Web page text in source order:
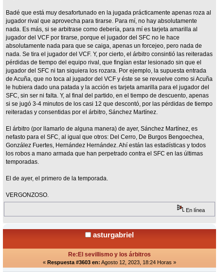
Badé que está muy desafortunado en la jugada prácticamente apenas roza al
jugador rival que aprovecha para tirarse. Para mí, no hay absolutamente
nada. Es más, si se arbitrase como debería, para mí es tarjeta amarilla al
jugador del VCF por tirarse, porque el jugador del SFC no le hace
absolutamente nada para que se caiga, apenas un forcejeo, pero nada de
nada. Se tira el jugador del VCF. Y, por cierto, el árbitro consintió las reiteradas
pérdidas de tiempo del equipo rival, que fingían estar lesionado sin que el
jugador del SFC ni tan siquiera los rozara. Por ejemplo, la supuesta entrada
de Acuña, que no toca al jugador del VCF y éste se se revuelve como si Acuña
le hubiera dado una patada y la acción es tarjeta amarilla para el jugador del
SFC, sin ser ni falta. Y, al final del partido, en el tiempo de descuento, apenas
si se jugó 3-4 minutos de los casi 12 que descontó, por las pérdidas de tiempo
reiteradas y consentidas por el árbitro, Sánchez Martínez.
El árbitro (por llamarlo de alguna manera) de ayer, Sánchez Martínez, es
nefasto para el SFC, al igual que otros: Del Cerro, De Burgos Bengoechea,
González Fuertes, Hernández Hernández. Ahí están las estadísticas y todos
los robos a mano armada que han perpetrado contra el SFC en las últimas
temporadas.
El de ayer, el primero de la temporada.
VERGONZOSO.
En línea
asturgabriel
Re:El sevillismo y los árbitros
« Respuesta #3603 en: Agosto 12, 2023, 18:24 Horas »